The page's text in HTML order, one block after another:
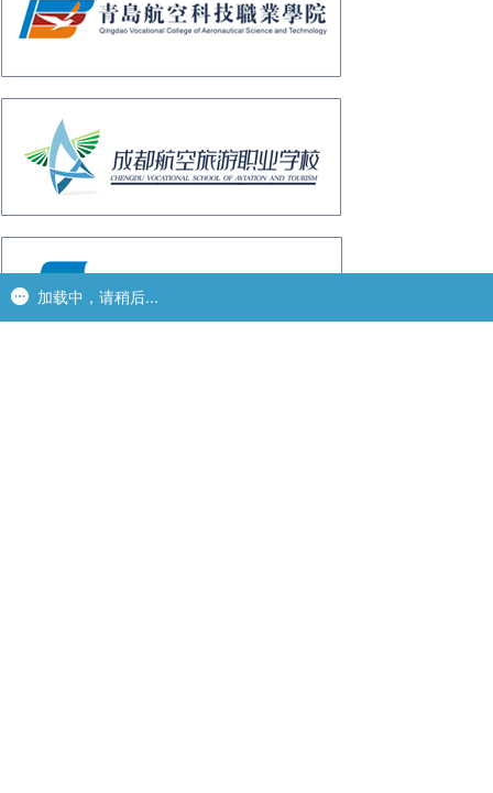
加载中，请稍后...
加载中，请稍后...